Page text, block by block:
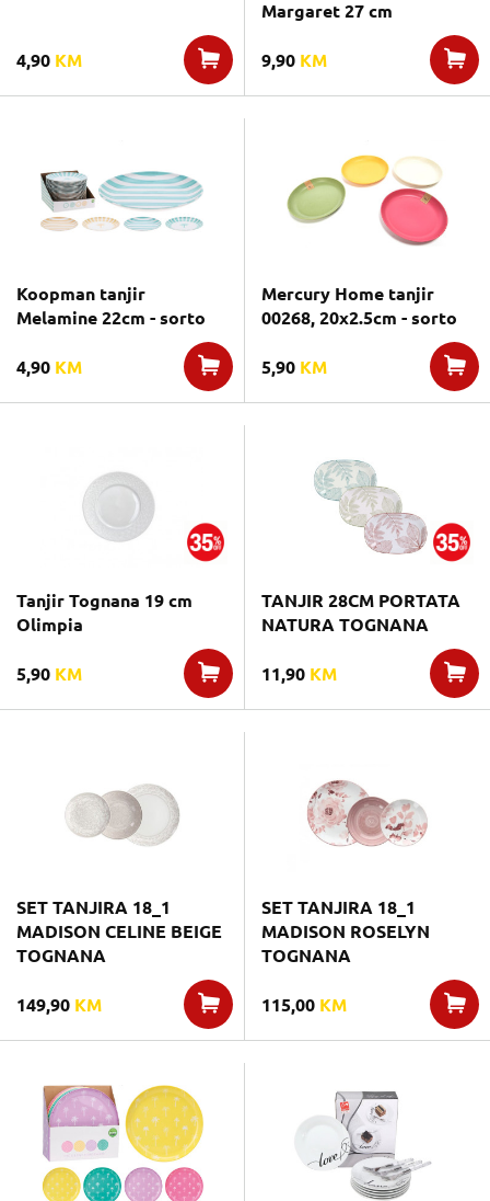
4,90 KM
Margaret 27 cm
9,90 KM
Koopman tanjir
Melamine 22cm - sorto
4,90 KM
Mercury Home tanjir
00268, 20x2.5cm - sorto
5,90 KM
Tanjir Tognana 19 cm
Olimpia
5,90 KM
TANJIR 28CM PORTATA
NATURA TOGNANA
11,90 KM
SET TANJIRA 18_1
MADISON CELINE BEIGE
TOGNANA
149,90 KM
SET TANJIRA 18_1
MADISON ROSELYN
TOGNANA
115,00 KM